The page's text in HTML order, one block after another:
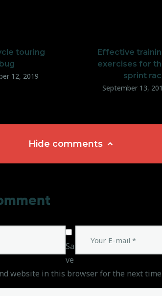
touring
12, 2019
Effective
exercises for
sprint
September 13,
Hide comments
Sa
ve
website in this browser for the next